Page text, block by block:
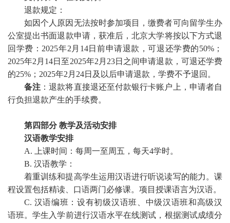
退款规定：
如因个人原因无法按时参加项目，缴费者可向留学生办
公室提出书面退款申请，获准后，北京大学将按以下方式退
回学费：2025年2月14日前申请退款，可退还学费的50%；
2025年2月14日至2025年2月23日之间申请退款，可退还学费
的25%；2025年2月24日及以后申请退款，学费不予退回。
备注 ：退款将直接退还至付款银行卡账户上，申请者自
行负担退款产生的手续费。
第四部分 教学及活动安排
汉语教学安排
A. 上课时间：每周一至周五，每天4学时。
B. 汉语教学：
着重训练和提高学生运用汉语进行听说读写的能力。课
程设置包括精读、口语两门必修课。项目授课语言为汉语。
C. 汉语编班：设有初级汉语班、中级汉语班和高级汉
语班。学生入学前进行汉语水平在线测试，根据测试成绩分